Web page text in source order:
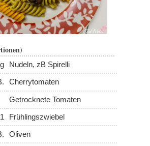
Nudeln, zB Spirelli
Cherrytomaten
Getrocknete Tomaten
1
Frühlingszwiebel
Oliven